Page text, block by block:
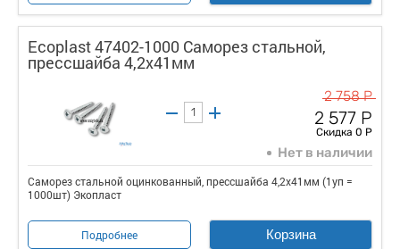
Ecoplast 47402-1000 Саморез стальной,
прессшайба 4,2х41мм
2 758 Р
2 577 Р
Скидка 0 Р
Нет в наличии
Саморез стальной оцинкованный, прессшайба 4,2х41мм (1уп =
1000шт) Экопласт
Подробнее Корзина